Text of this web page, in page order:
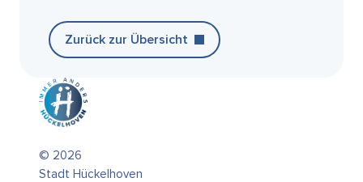
Zurück zur Übersicht
© 2026
Stadt Hückelhoven